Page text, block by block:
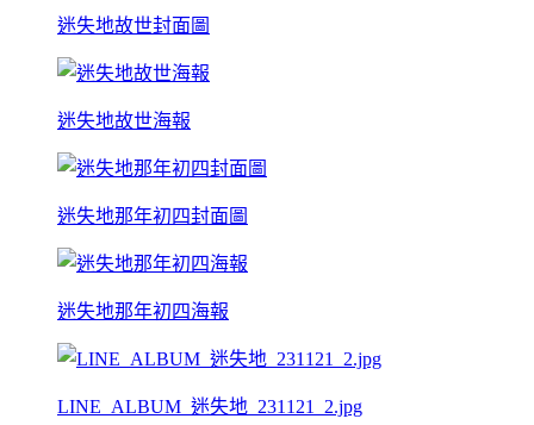
迷失地故世封面圖
迷失地故世海報
迷失地那年初四封面圖
迷失地那年初四海報
LINE_ALBUM_迷失地_231121_2.jpg